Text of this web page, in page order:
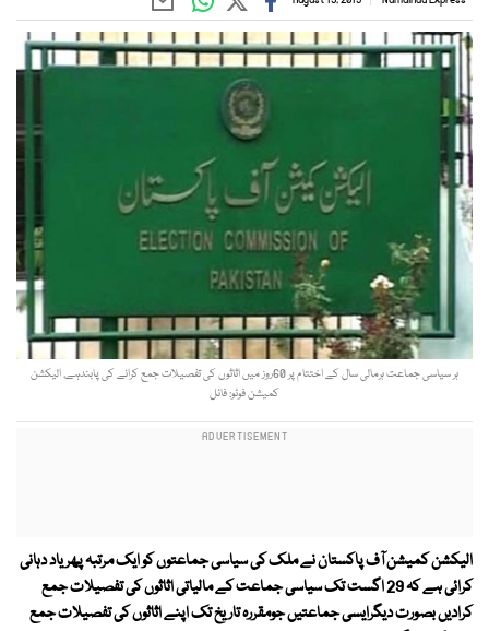
ہر سیاسی جماعت ہرمالی سال کے اختتام پر 60روز میں اثاثوں کی تفصیلات جمع کرانے کی پابندہے, الیکشن
کمیشن فوٹو: فائل
الیکشن کمیشن آف پاکستان نے ملک کی سیاسی جماعتوں کو ایک مرتبہ پھر یاد دہانی
کرائی ہے کہ 29 اگست تک سیاسی جماعت کے مالیاتی اثاثوں کی تفصیلات جمع
کرادیں بصورت دیگرایسی جماعتیں جومقررہ تاریخ تک اپنے اثاثوں کی تفصیلات جمع